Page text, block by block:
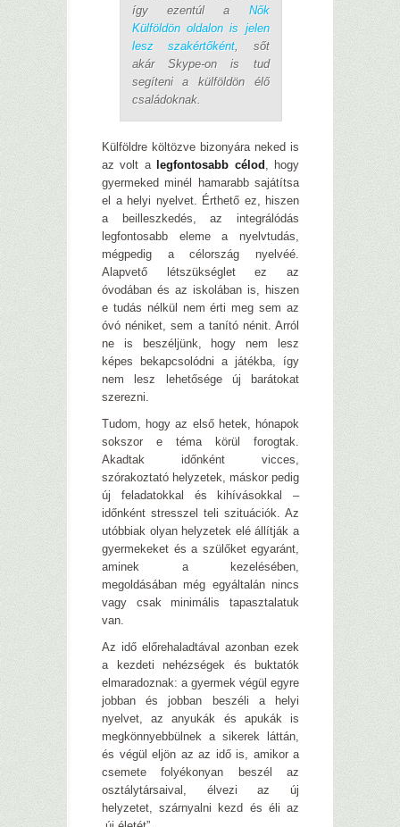
így ezentúl a Nők
Külföldön oldalon is jelen
lesz szakértőként , sőt
akár Skype-on is tud
segíteni a külföldön élő
családoknak.
Külföldre költözve bizonyára neked is
az volt a legfontosabb célod , hogy
gyermeked minél hamarabb sajátítsa
el a helyi nyelvet. Érthető ez, hiszen
a beilleszkedés, az integrálódás
legfontosabb eleme a nyelvtudás,
mégpedig a célország nyelvéé.
Alapvető létszükséglet ez az
óvodában és az iskolában is, hiszen
e tudás nélkül nem érti meg sem az
óvó néniket, sem a tanító nénit. Arról
ne is beszéljünk, hogy nem lesz
képes bekapcsolódni a játékba, így
nem lesz lehetősége új barátokat
szerezni.
Tudom, hogy az első hetek, hónapok
sokszor e téma körül forogtak.
Akadtak időnként vicces,
szórakoztató helyzetek, máskor pedig
új feladatokkal és kihívásokkal –
időnként stresszel teli szituációk. Az
utóbbiak olyan helyzetek elé állítják a
gyermekeket és a szülőket egyaránt,
aminek a kezelésében,
megoldásában még egyáltalán nincs
vagy csak minimális tapasztalatuk
van.
Az idő előrehaladtával azonban ezek
a kezdeti nehézségek és buktatók
elmaradoznak: a gyermek végül egyre
jobban és jobban beszéli a helyi
nyelvet, az anyukák és apukák is
megkönnyebbülnek a sikerek láttán,
és végül eljön az az idő is, amikor a
csemete folyékonyan beszél az
osztálytársaival, élvezi az új
helyzetet, szárnyalni kezd és éli az